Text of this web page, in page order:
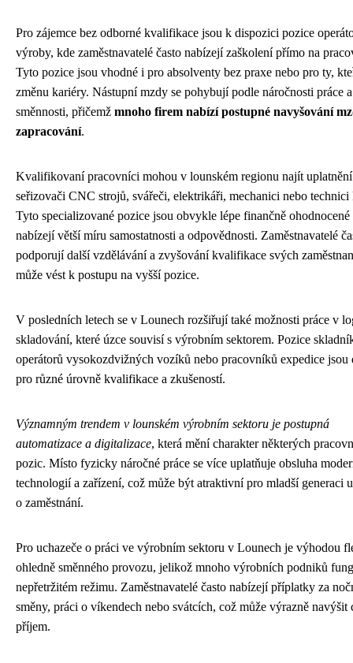
Pro zájemce bez odborné kvalifikace jsou k dispozici pozice
výroby, kde zaměstnavatelé často nabízejí zaškolení přímo na
Tyto pozice jsou vhodné i pro absolventy bez praxe nebo pro ty,
změnu kariéry. Nástupní mzdy se pohybují podle náročnosti práce a
směnnosti, přičemž mnoho firem nabízí postupné navyšování
zapracování.
Kvalifikovaní pracovníci mohou v lounském regionu najít
seřizovači CNC strojů, svářeči, elektrikáři, mechanici nebo
Tyto specializované pozice jsou obvykle lépe finančně ohodnocené
nabízejí větší míru samostatnosti a odpovědnosti. Zaměstnavatelé
podporují další vzdělávání a zvyšování kvalifikace svých
může vést k postupu na vyšší pozice.
V posledních letech se v Lounech rozšiřují také možnosti práce v
skladování, které úzce souvisí s výrobním sektorem. Pozice
operátorů vysokozdvižných vozíků nebo pracovníků expedice jsou
pro různé úrovně kvalifikace a zkušeností.
Významným trendem v lounském výrobním sektoru je postupná
automatizace a digitalizace, která mění charakter některých
pozic. Místo fyzicky náročné práce se více uplatňuje obsluha
technologií a zařízení, což může být atraktivní pro mladší generaci
o zaměstnání.
Pro uchazeče o práci ve výrobním sektoru v Lounech je výhodou
ohledně směnného provozu, jelikož mnoho výrobních podniků
nepřetržitém režimu. Zaměstnavatelé často nabízejí příplatky za
směny, práci o víkendech nebo svátcích, což může výrazně navýšit
příjem.